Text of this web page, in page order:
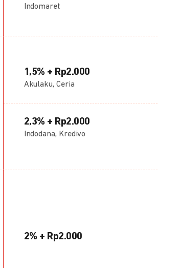
Indomaret
1,5% + Rp2.000
Akulaku, Ceria
2,3% + Rp2.000
Indodana, Kredivo
2% + Rp2.000